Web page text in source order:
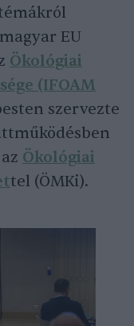
EU
Ökológiai
(IFOAM
szervezte
Ökológiai
tel (ÖMKi).